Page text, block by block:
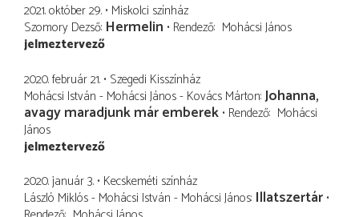
2021. október 29. Miskolci színház
Szomory Dezső Hermelin Rendező Mohácsi János
jelmeztervező
2020. február 21. Szegedi Kisszínház
Mohácsi István - Mohácsi János - Kovács Márton Johanna,
avagy maradjunk már emberek Rendező Mohácsi
János
jelmeztervező
2020. január 3. Kecskeméti színház
László Miklós - Mohácsi István - Mohácsi János Illatszertár